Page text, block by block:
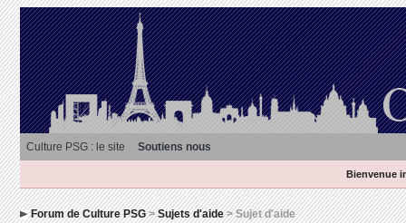
Culture PSG : le site Soutiens nous
Bienvenue
Forum de Culture PSG>Sujets d'aide> Sujet d'aide